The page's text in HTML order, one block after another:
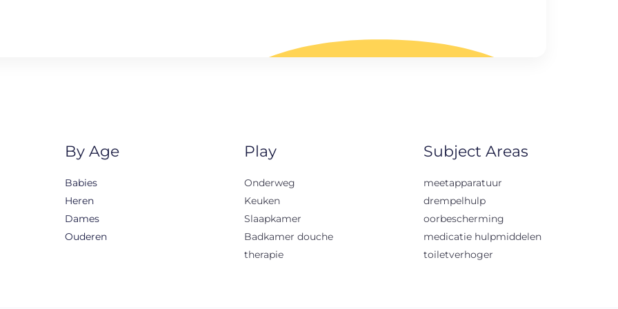
By Age
Babies
Heren
Dames
Ouderen
Play
Onderweg
Keuken
Slaapkamer
Badkamer douche
therapie
Subject Areas
meetapparatuur
drempelhulp
oorbescherming
medicatie hulpmiddelen
toiletverhoger